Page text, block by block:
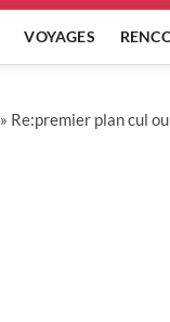
VOYAGES
» Re:premier plan cul